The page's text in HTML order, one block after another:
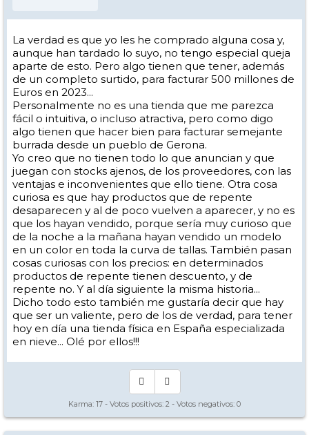
La verdad es que yo les he comprado alguna cosa y,
aunque han tardado lo suyo, no tengo especial queja
aparte de esto. Pero algo tienen que tener, además
de un completo surtido, para facturar 500 millones de
Euros en 2023...
Personalmente no es una tienda que me parezca
fácil o intuitiva, o incluso atractiva, pero como digo
algo tienen que hacer bien para facturar semejante
burrada desde un pueblo de Gerona.
Yo creo que no tienen todo lo que anuncian y que
juegan con stocks ajenos, de los proveedores, con las
ventajas e inconvenientes que ello tiene. Otra cosa
curiosa es que hay productos que de repente
desaparecen y al de poco vuelven a aparecer, y no es
que los hayan vendido, porque sería muy curioso que
de la noche a la mañana hayan vendido un modelo
en un color en toda la curva de tallas. También pasan
cosas curiosas con los precios: en determinados
productos de repente tienen descuento, y de
repente no. Y al día siguiente la misma historia...
Dicho todo esto también me gustaría decir que hay
que ser un valiente, pero de los de verdad, para tener
hoy en día una tienda física en España especializada
en nieve... Olé por ellos!!!
Karma: 17 - Votos positivos: 2 - Votos negativos: 0